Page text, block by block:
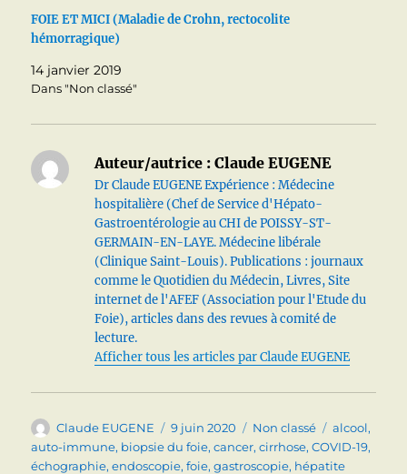
FOIE ET MICI (Maladie de Crohn, rectocolite
hémorragique)
14 janvier 2019
Dans "Non classé"
Auteur/autrice : Claude EUGENE
Dr Claude EUGENE Expérience : Médecine
hospitalière (Chef de Service d'Hépato-
Gastroentérologie au CHI de POISSY-ST-
GERMAIN-EN-LAYE. Médecine libérale
(Clinique Saint-Louis). Publications : journaux
comme le Quotidien du Médecin, Livres, Site
internet de l'AFEF (Association pour l'Etude du
Foie), articles dans des revues à comité de
lecture.
Afficher tous les articles par Claude EUGENE
Auteur
Claude EUGENE
Publié
le
9 juin 2020 Catégories
Non classé Étiquettes
alcool,
auto-immune, biopsie du foie,cancer,cirrhose,COVID-19,
échographie,endoscopie,foie,gastroscopie, hépatite